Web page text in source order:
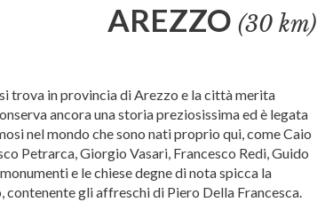
AREZZO (30 km)
trova in provincia di Arezzo e la città merita
ancora una storia preziosissima ed è legata
nel mondo che sono nati proprio qui, come Caio
Petrarca, Giorgio Vasari, Francesco Redi, Guido
e le chiese degne di nota spicca la
contenente gli affreschi di Piero Della Francesca.